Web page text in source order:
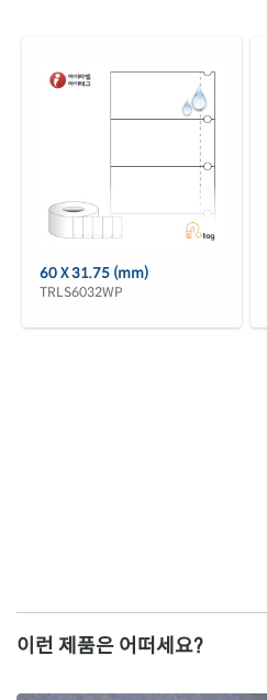
60 X 31.75 (mm)
TRLS6032WP
이런 제품은 어떠세요?